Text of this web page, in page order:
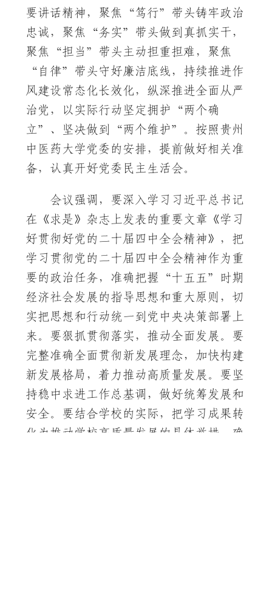
要讲话精神，聚焦“笃行”带头铸牢政治
忠诚，聚焦“务实”带头做到真抓实干，
聚焦“担当”带头主动担重担难，聚焦
“自律”带头守好廉洁底线，持续推进作
风建设常态化长效化，纵深推进全面从严
治党，以实际行动坚定拥护“两个确
立”、坚决做到“两个维护”。按照贵州
中医药大学党委的安排，提前做好相关准
备，认真开好党委民主生活会。
会议强调，要深入学习习近平总书记
在《求是》杂志上发表的重要文章《学习
好贯彻好党的二十届四中全会精神》，把
学习贯彻党的二十届四中全会精神作为重
要的政治任务，准确把握“十五五”时期
经济社会发展的指导思想和重大原则，切
实把思想和行动统一到党中央决策部署上
来。要狠抓贯彻落实，推动全面发展。要
完整准确全面贯彻新发展理念，加快构建
新发展格局，着力推动高质量发展。要坚
持稳中求进工作总基调，做好统筹发展和
安全。要结合学校的实际，把学习成果转
化为推动学校高质量发展的具体举措，确